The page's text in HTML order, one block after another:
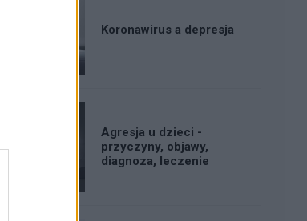
Koronawirus a depresja
Agresja u dzieci -
przyczyny, objawy,
diagnoza, leczenie